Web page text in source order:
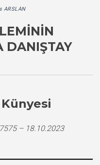
ARSLAN
DANIŞTAY
– 18.10.2023